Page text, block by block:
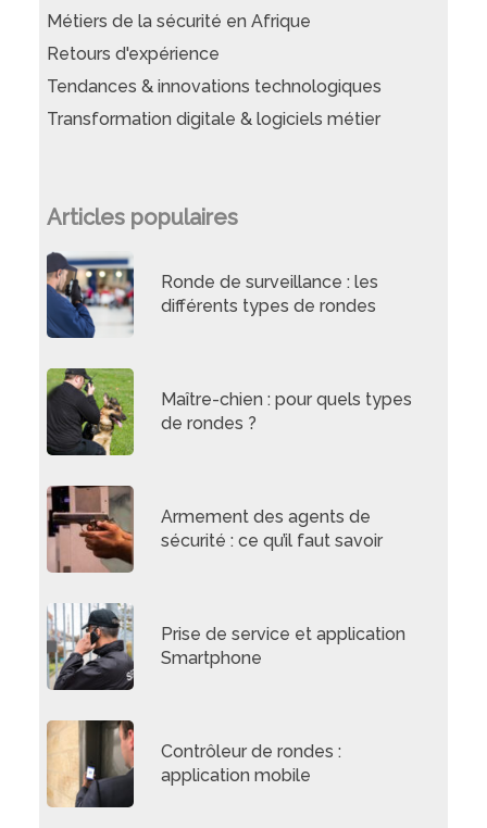
Métiers de la sécurité en Afrique
Retours d'expérience
Tendances & innovations technologiques
Transformation digitale & logiciels métier
Articles populaires
Ronde de surveillance : les
différents types de rondes
Maître-chien : pour quels types
de rondes ?
Armement des agents de
sécurité : ce qu’il faut savoir
Prise de service et application
Smartphone
Contrôleur de rondes :
application mobile